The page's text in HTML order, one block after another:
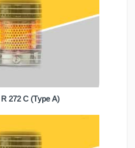
R 272 C (Type A)